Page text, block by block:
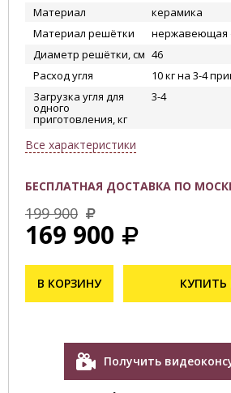
Материал
керамика
Материал решётки
нержавеющая
Диаметр решётки, см 46
Расход угля
10 кг на 3-4
Загрузка угля для
одного
приготовления, кг
3-4
Все характеристики
БЕСПЛАТНАЯ ДОСТАВКА ПО
199 900
169 900
В КОРЗИНУ КУПИТЬ
Получить